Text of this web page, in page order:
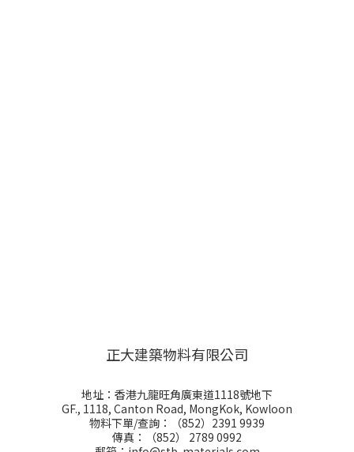
正大建築物料有限公司
地址：香港九龍旺角廣東道1118號地下
GF., 1118, Canton Road, MongKok, Kowloon
物料下單/查詢：（852）2391 9939
傳真：（852） 2789 0992